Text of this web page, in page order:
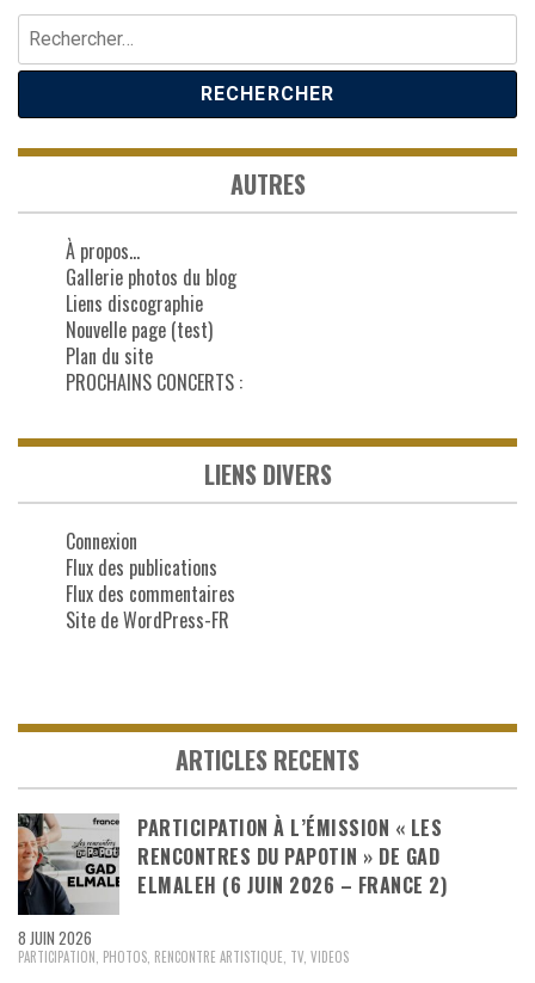
Rechercher :
AUTRES
À propos…
Gallerie photos du blog
Liens discographie
Nouvelle page (test)
Plan du site
PROCHAINS CONCERTS :
LIENS DIVERS
Connexion
Flux des publications
Flux des commentaires
Site de WordPress-FR
ARTICLES RECENTS
PARTICIPATION À L’ÉMISSION « LES
RENCONTRES DU PAPOTIN » DE GAD
ELMALEH (6 JUIN 2026 – FRANCE 2)
8 JUIN 2026
PARTICIPATION PHOTOS RENCONTRE ARTISTIQUE TV VIDEOS